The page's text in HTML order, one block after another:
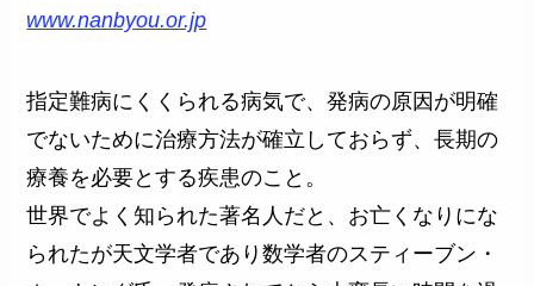
www.nanbyou.or.jp
指定難病にくくられる病気で、発病の原因が明確
でないために治療方法が確立しておらず、長期の
療養を必要とする疾患のこと。
世界でよく知られた著名人だと、お亡くなりにな
られたが天文学者であり数学者のスティーブン・